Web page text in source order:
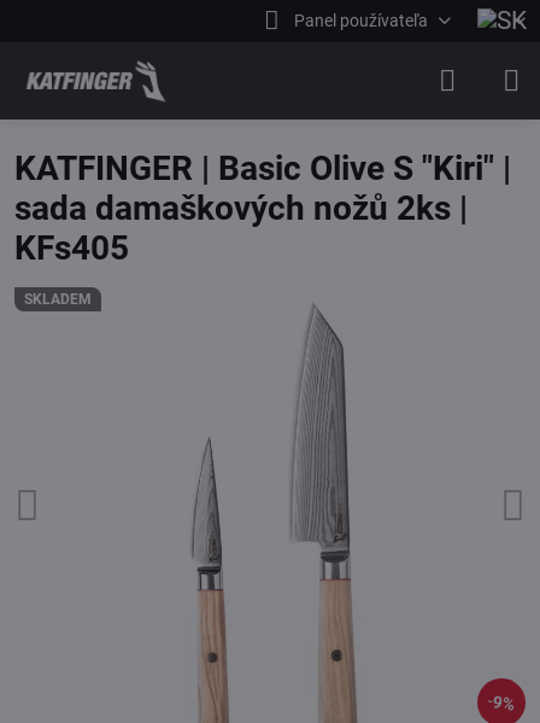
Panel používateľa
SKLADEM
9%
KATFINGER | Basic Olive S "Kiri" |
sada damaškových nožů 2ks |
KFs405